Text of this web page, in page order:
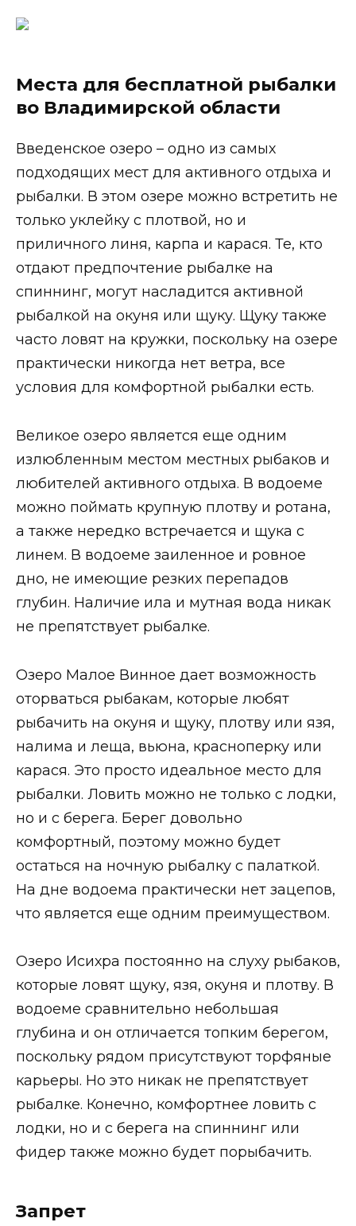
Места для бесплатной рыбалки
во Владимирской области
Введенское озеро – одно из самых
подходящих мест для активного отдыха и
рыбалки. В этом озере можно встретить не
только уклейку с плотвой, но и
приличного линя, карпа и карася. Те, кто
отдают предпочтение рыбалке на
спиннинг, могут насладится активной
рыбалкой на окуня или щуку. Щуку также
часто ловят на кружки, поскольку на озере
практически никогда нет ветра, все
условия для комфортной рыбалки есть.
Великое озеро является еще одним
излюбленным местом местных рыбаков и
любителей активного отдыха. В водоеме
можно поймать крупную плотву и ротана,
а также нередко встречается и щука с
линем. В водоеме заиленное и ровное
дно, не имеющие резких перепадов
глубин. Наличие ила и мутная вода никак
не препятствует рыбалке.
Озеро Малое Винное дает возможность
оторваться рыбакам, которые любят
рыбачить на окуня и щуку, плотву или язя,
налима и леща, вьюна, красноперку или
карася. Это просто идеальное место для
рыбалки. Ловить можно не только с лодки,
но и с берега. Берег довольно
комфортный, поэтому можно будет
остаться на ночную рыбалку с палаткой.
На дне водоема практически нет зацепов,
что является еще одним преимуществом.
Озеро Исихра постоянно на слуху рыбаков,
которые ловят щуку, язя, окуня и плотву. В
водоеме сравнительно небольшая
глубина и он отличается топким берегом,
поскольку рядом присутствуют торфяные
карьеры. Но это никак не препятствует
рыбалке. Конечно, комфортнее ловить с
лодки, но и с берега на спиннинг или
фидер также можно будет порыбачить.
Запрет